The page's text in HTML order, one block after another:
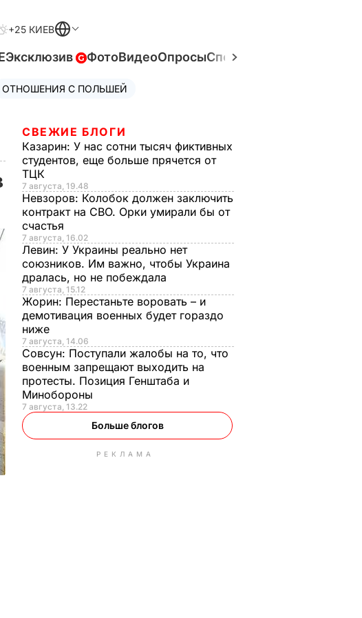
+25 КИЕВ
Эксклюзив ФотоВидеоОпросыСпецпроекты
ОТНОШЕНИЯ С ПОЛЬШЕЙ
СВЕЖИЕ БЛОГИ
Казарин: У нас сотни тысяч фиктивных
студентов, еще больше прячется от
ТЦК
7 августа, 19.48
Невзоров: Колобок должен заключить
контракт на СВО. Орки умирали бы от
счастья
7 августа, 16.02
Левин: У Украины реально нет
союзников. Им важно, чтобы Украина
дралась, но не побеждала
7 августа, 15.12
Жорин: Перестаньте воровать – и
демотивация военных будет гораздо
ниже
7 августа, 14.06
Совсун: Поступали жалобы на то, что
военным запрещают выходить на
протесты. Позиция Генштаба и
Минобороны
7 августа, 13.22
Больше блогов
РЕКЛАМА